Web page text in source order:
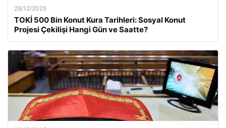
28/12/2025
TOKİ 500 Bin Konut Kura Tarihleri: Sosyal Konut
Projesi Çekilişi Hangi Gün ve Saatte?